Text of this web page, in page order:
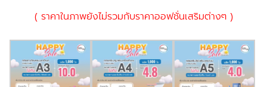
( ราคาในภาพยังไม่รวมกับราคาออฟชั่นเสริมต่างๆ )